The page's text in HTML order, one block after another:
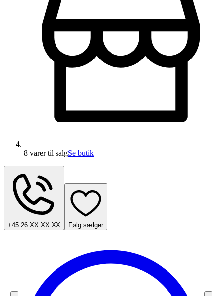
8 varertil salgSe butik
+45 26 XX XX XX Følg sælger